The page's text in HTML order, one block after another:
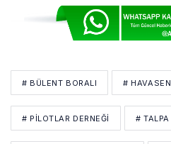
# BÜLENT BORALI # HAVASEN
# PILOTLAR DERNEĞI # TALPA